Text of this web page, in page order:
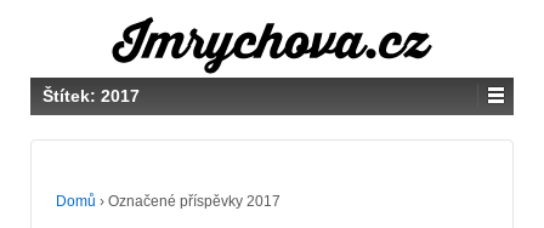
Štítek: 2017
Domů › Označené příspěvky 2017